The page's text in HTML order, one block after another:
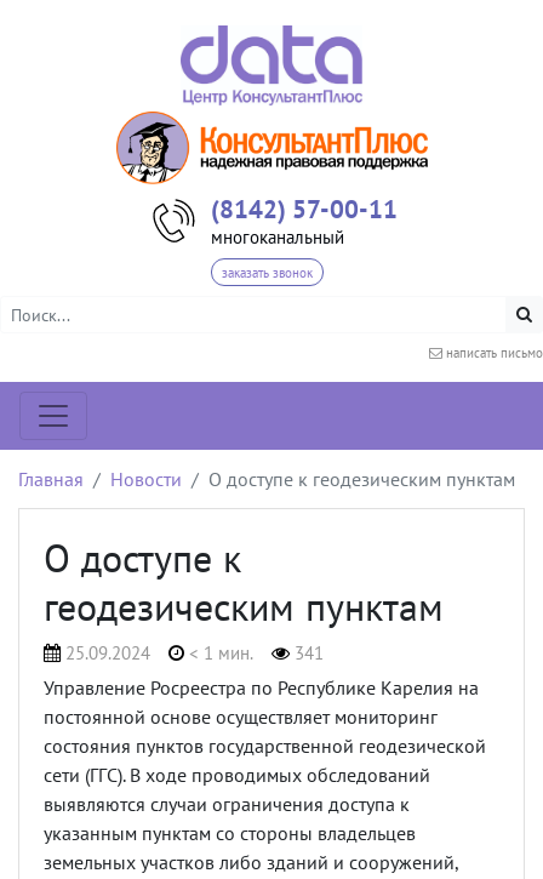
(8142) 57-00-11
многоканальный
заказать звонок
написать письмо
Главная Новости О доступе к геодезическим пунктам
О доступе к
геодезическим пунктам
25.09.2024 < 1 мин. 341
Управление Росреестра по Республике Карелия на
постоянной основе осуществляет мониторинг
состояния пунктов государственной геодезической
сети (ГГС). В ходе проводимых обследований
выявляются случаи ограничения доступа к
указанным пунктам со стороны владельцев
земельных участков либо зданий и сооружений,